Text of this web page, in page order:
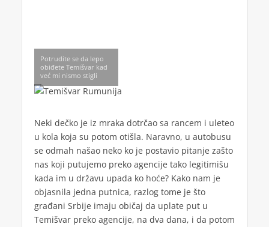
Potrudite se da lepo
obiđete Temišvar kad
već mi nismo stigli
Neki dečko je iz mraka dotrčao sa rancem i uleteo
u kola koja su potom otišla. Naravno, u autobusu
se odmah našao neko ko je postavio pitanje zašto
nas koji putujemo preko agencije tako legitimišu
kada im u državu upada ko hoće? Kako nam je
objasnila jedna putnica, razlog tome je što
građani Srbije imaju običaj da uplate put u
Temišvar preko agencije, na dva dana, i da potom